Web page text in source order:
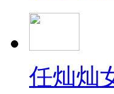
任灿灿